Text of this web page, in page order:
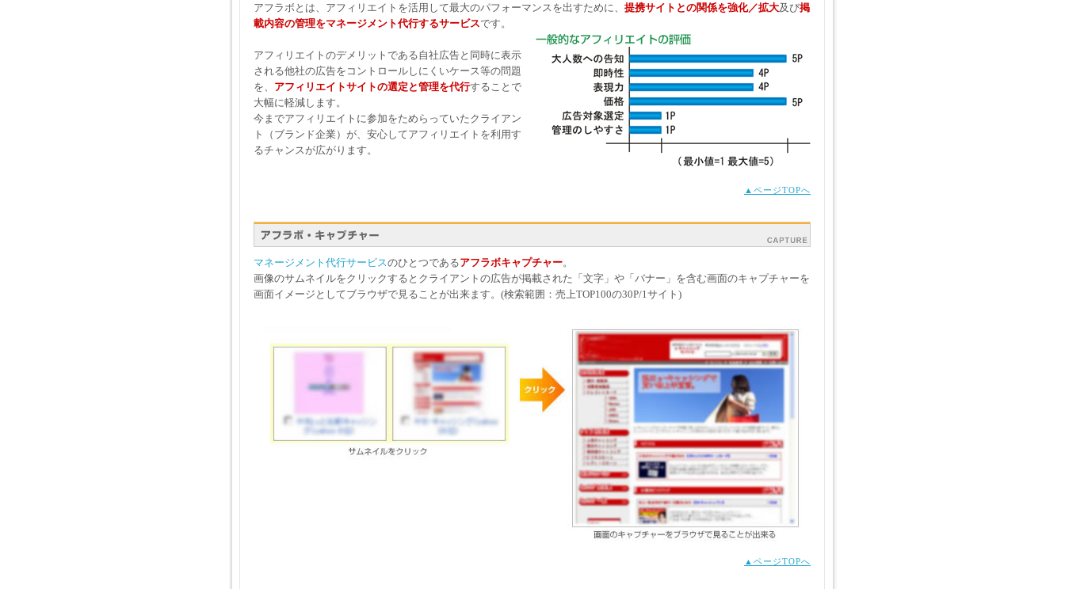
アフラボとは、アフィリエイトを活用して最大のパフォーマンスを出すために、 提携サイトとの関係を強化／拡大及び掲
載内容の管理をマネージメント代行するサービスです。
アフィリエイトのデメリットである自社広告と同時に表示
される他社の広告をコントロールしにくいケース等の問題
を、 アフィリエイトサイトの選定と管理を代行することで
大幅に軽減します。
今までアフィリエイトに参加をためらっていたクライアン
ト（ブランド企業）が、安心してアフィリエイトを利用す
るチャンスが広がります。
▲ページTOPへ
マネージメント代行サービスのひとつであるアフラボキャプチャー。
画像のサムネイルをクリックするとクライアントの広告が掲載された「文字」や「バナー」を含む画面のキャプチャーを
画面イメージとしてブラウザで見ることが出来ます。(検索範囲：売上TOP100の30P/1サイト)
▲ページTOPへ